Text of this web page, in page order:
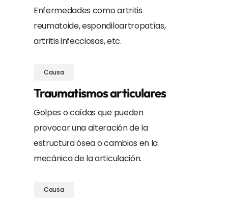
Enfermedades como artritis
reumatoide, espondiloartropatías,
artritis infecciosas, etc.
Causa
Traumatismos articulares
Golpes o caídas que pueden
provocar una alteración de la
estructura ósea o cambios en la
mecánica de la articulación.
Causa